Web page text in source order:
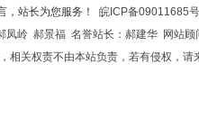
皖ICP备09011685
岭 郝景福 名誉站长：郝建华 网站顾
关权责不由本站负责，若有侵权，请